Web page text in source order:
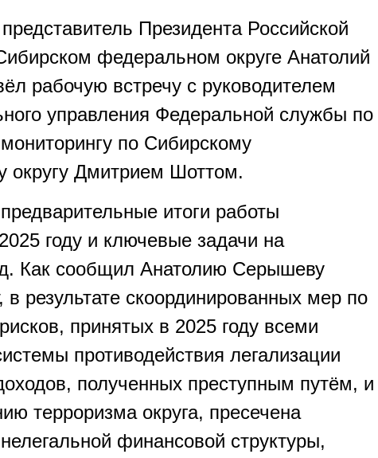
Президента Российской
федеральном округе Анатолий
рабочую встречу с руководителем
управления Федеральной службы по
по Сибирскому
округу Дмитрием Шоттом.
итоги работы
году и ключевые задачи на
Как сообщил Анатолию Серышеву
результате скоординированных мер по
принятых в 2025 году всеми
противодействия легализации
полученных преступным путём, и
терроризма округа, пресечена
финансовой структуры,